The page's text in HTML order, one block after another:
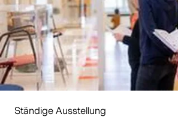
Ständige Ausstellung